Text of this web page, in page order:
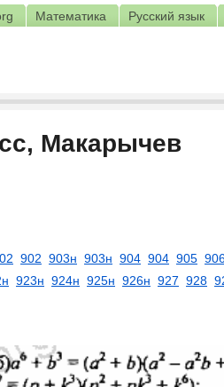
Математика Русский язык
Макарычев
902 903н 903н 904 904 905
923н 924н 925н 926н 927 928